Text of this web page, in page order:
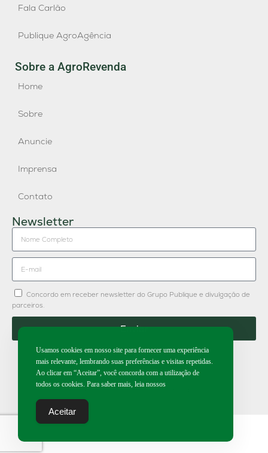
Fala Carlão
Publique AgroAgência
Sobre a AgroRevenda
Home
Sobre
Anuncie
Imprensa
Contato
Newsletter
Concordo em receber newsletter do Grupo Publique e divulgação de
parceiros.
Enviar
2026 | Todos os direitos reservados.
Usamos cookies em nosso site para fornecer uma experiência
mais relevante, lembrando suas preferências e visitas repetidas.
Ao clicar em “Aceitar”, você concorda com a utilização de
todos os cookies. Para saber mais, leia nossos
Aceitar